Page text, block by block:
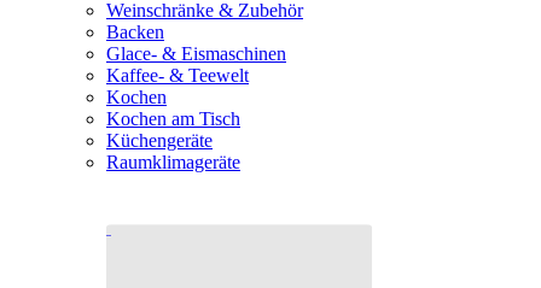
Weinschränke & Zubehör
Backen
Glace- & Eismaschinen
Kaffee- & Teewelt
Kochen
Kochen am Tisch
Küchengeräte
Raumklimageräte